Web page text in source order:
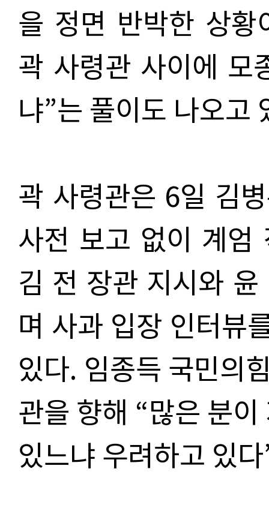
을 정면 반박한 상
곽 사령관 사이에 모
냐”는 풀이도 나오고
곽 사령관은 6일 김
사전 보고 없이 계엄
김 전 장관 지시와
며 사과 입장 인터뷰
있다. 임종득 국민의
관을 향해 “많은 분
있느냐 우려하고 있